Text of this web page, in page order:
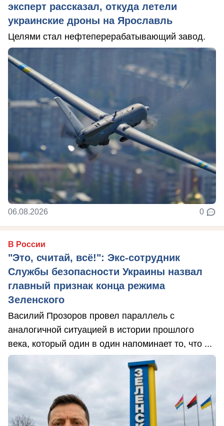
эксперт рассказал, откуда летели
украинские дроны на Ярославль
Целями стал нефтеперерабатывающий завод.
06.08.2026 0
В России
"Это, считай, всё!": Экс-сотрудник
Службы безопасности Украины назвал
главный признак конца режима
Зеленского
Василий Прозоров провел параллель с
аналогичной ситуацией в истории прошлого
века, который один в один напоминает то, что ...